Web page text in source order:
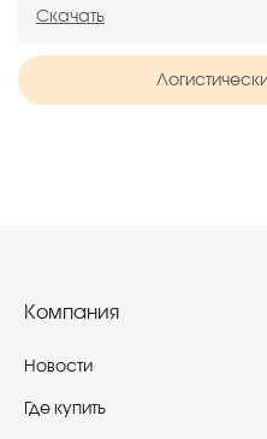
Компания
Новости
Где купить